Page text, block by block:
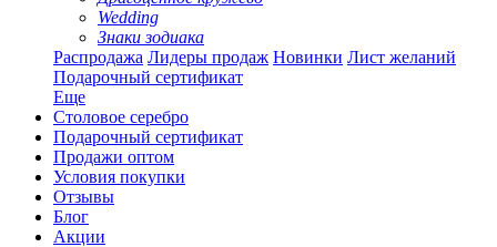
Wedding
Знаки зодиака
Распродажа Лидеры продаж Новинки Лист желаний
Подарочный сертификат
Еще
Столовое серебро
Подарочный сертификат
Продажи оптом
Условия покупки
Отзывы
Блог
Акции